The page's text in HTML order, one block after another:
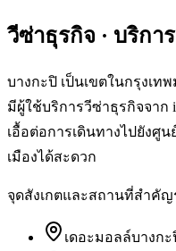
วีซ่าธุรกิจ · บริกา
บางกะปิ เป็นเขตในกรุงเ
มีผู้ใช้บริการวีซ่าธุรกิจจาก
เอื้อต่อการเดินทางไปยังศู
เมืองได้สะดวก
จุดสังเกตและสถานที่สำคัญ
เดอะมอลล์บางกะ